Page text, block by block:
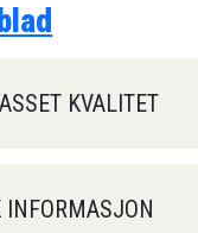
KVALITET
INFORMASJON